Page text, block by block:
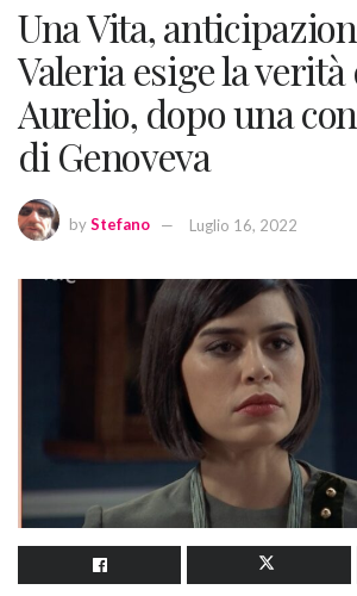
Una Vita,
Valeria esige la verità
Aurelio, dopo una
di Genoveva
byStefano Luglio 16, 2022